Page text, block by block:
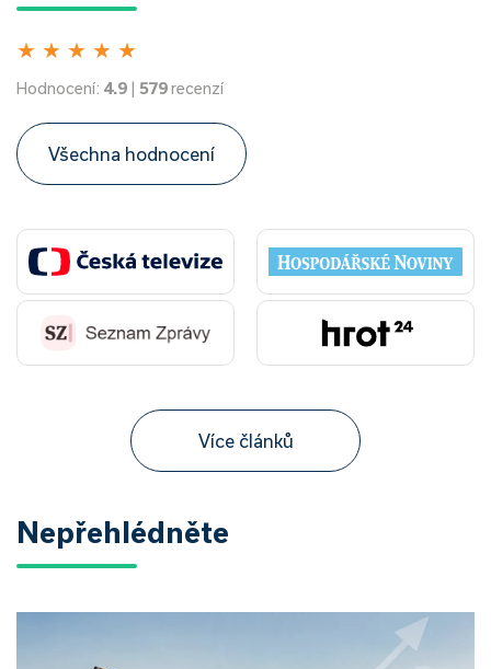
★ ★ ★ ★ ★
Hodnocení: 4.9 | 579recenzí
Všechna hodnocení
Více článků
Nepřehlédněte